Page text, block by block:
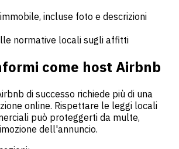
incluse foto e descrizioni
normative locali sugli affitti
come host Airbnb
di successo richiede più di una
online. Rispettare le leggi locali
può proteggerti da multe,
dell'annuncio.